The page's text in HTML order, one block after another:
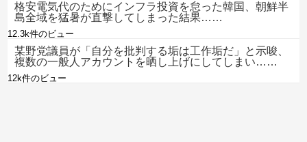
格安電気代のためにインフラ投資を怠った韓国、朝鮮半
島全域を猛暑が直撃してしまった結果……
12.3k件のビュー
某野党議員が「自分を批判する垢は工作垢だ」と示唆、
複数の一般人アカウントを晒し上げにしてしまい……
12k件のビュー